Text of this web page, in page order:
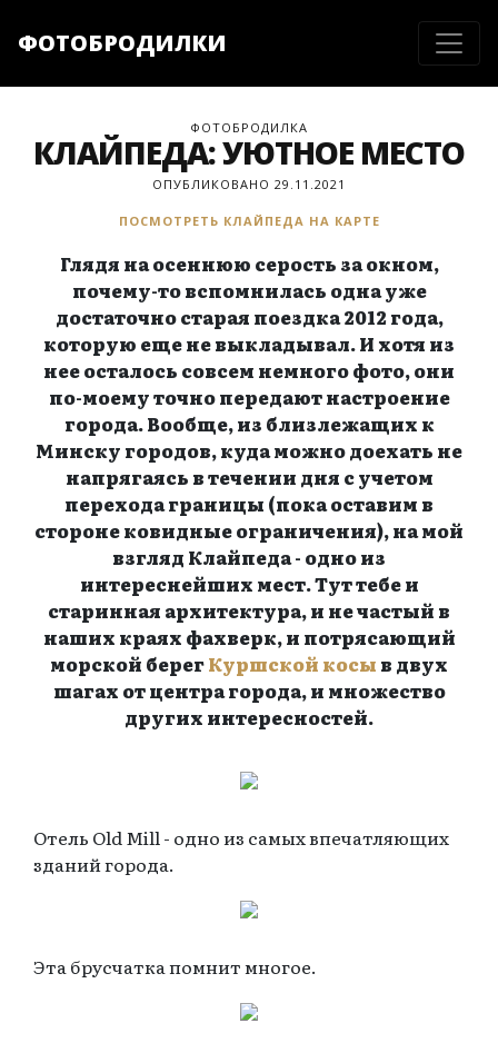
ФОТОБРОДИЛКИ
ФОТОБРОДИЛКА
КЛАЙПЕДА: УЮТНОЕ МЕСТО
ОПУБЛИКОВАНО 29.11.2021
ПОСМОТРЕТЬ КЛАЙПЕДА НА КАРТЕ
Глядя на осеннюю серость за окном,
почему-то вспомнилась одна уже
достаточно старая поездка 2012 года,
которую еще не выкладывал. И хотя из
нее осталось совсем немного фото, они
по-моему точно передают настроение
города. Вообще, из близлежащих к
Минску городов, куда можно доехать не
напрягаясь в течении дня с учетом
перехода границы (пока оставим в
стороне ковидные ограничения), на мой
взгляд Клайпеда - одно из
интереснейших мест. Тут тебе и
старинная архитектура, и не частый в
наших краях фахверк, и потрясающий
морской берегКуршской косы в двух
шагах от центра города, и множество
других интересностей.
Отель Old Mill - одно из самых впечатляющих
зданий города.
Эта брусчатка помнит многое.